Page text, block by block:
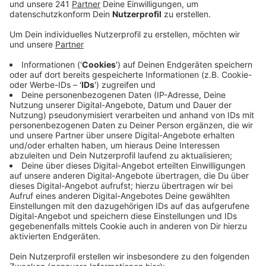
Kaputte Bushaltestellen oder Straßenlaternen, wilder
oder überfüllter Müll – wer so etwas in Leverkusen
beobachtet, kann das nun ganz einfach über den neuen
Online-Mängelmelder an die Stadt weitergeben. Die
Stadt erhofft sich davon einen besseren Workflow, um
schneller handeln zu können. Wer das Tool nutzen will,
muss sich auf der Plattform „Beteiligung NRW“
registrieren. Danach kann man sich jederzeit mit
seinem Nutzernamen und Passwort anmelden und
über den Mängelmelder einen Hinweis eintragen. Ein
„Ampel-System“ zeigt dann den Fortschritt der
Bearbeitung für die Nutzer an. Hier geht's zum neuen